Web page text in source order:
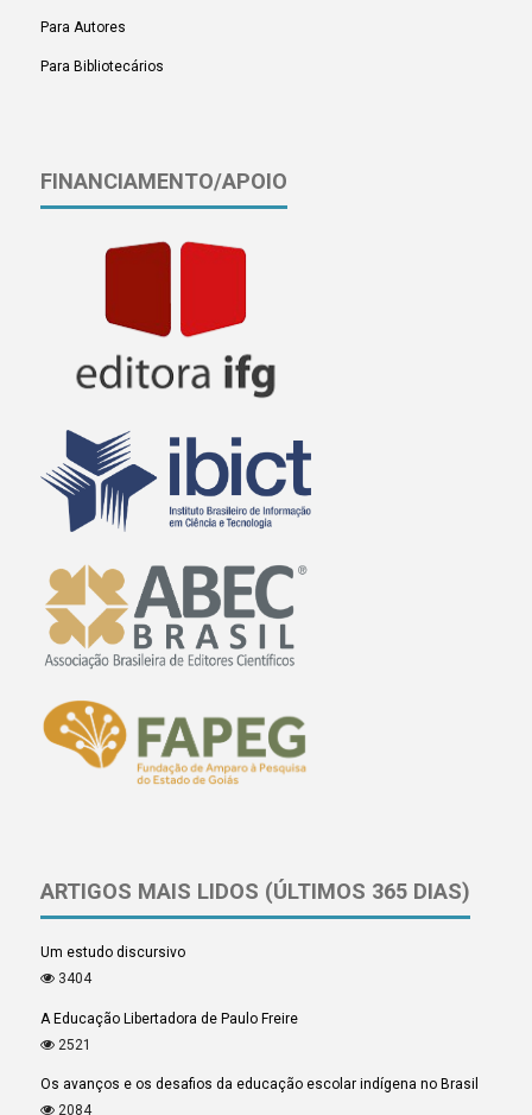
Para Autores
Para Bibliotecários
FINANCIAMENTO/APOIO
ARTIGOS MAIS LIDOS (ÚLTIMOS 365 DIAS)
Um estudo discursivo
3404
A Educação Libertadora de Paulo Freire
2521
Os avanços e os desafios da educação escolar indígena no Brasil
2084